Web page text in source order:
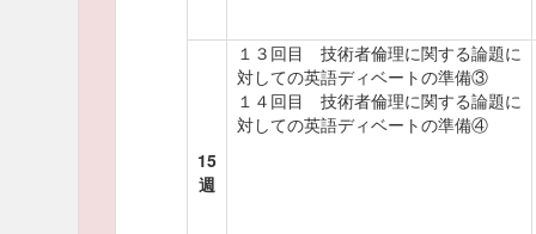
15
週
１３回目 技術者倫理に関する論題に
対しての英語ディベートの準備③
１４回目 技術者倫理に関する論題に
対しての英語ディベートの準備④